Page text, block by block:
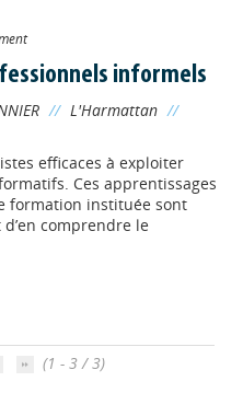
informels
// L'Harmattan //
efficaces à exploiter
Ces apprentissages
formation instituée sont
comprendre le
(1 - 3 / 3)
!
- (Se